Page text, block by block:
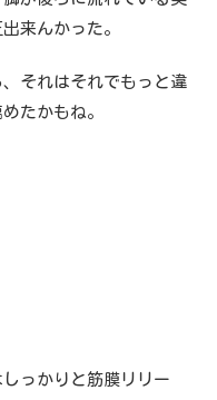
来んかった。
それはそれでもっと違
たかもね。
っかりと筋膜リリー